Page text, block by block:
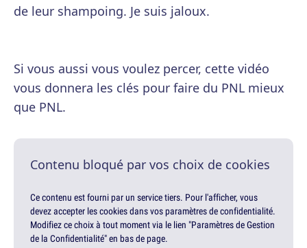
de leur shampoing. Je suis jaloux.
Si vous aussi vous voulez percer, cette vidéo
vous donnera les clés pour faire du PNL mieux
que PNL.
Contenu bloqué par vos choix de cookies
Ce contenu est fourni par un service tiers. Pour l'afficher, vous
devez accepter les cookies dans vos paramètres de confidentialité.
Modifiez ce choix à tout moment via le lien "Paramètres de Gestion
de la Confidentialité" en bas de page.